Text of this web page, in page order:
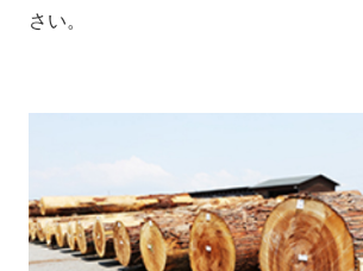
さい。